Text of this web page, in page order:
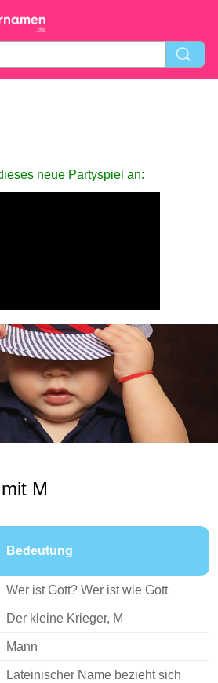
neue Partyspiel an:
M
Bedeutung
Wer ist Gott? Wer ist wie Gott
Der kleine Krieger, M
Mann
Lateinischer Name bezieht sich